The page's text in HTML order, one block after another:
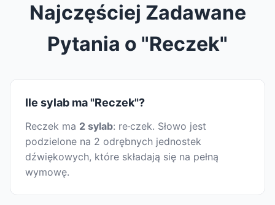
Najczęściej Zadawane
Pytania o "Reczek"
Ile sylab ma "Reczek"?
Reczek ma 2 sylab: re·czek. Słowo jest
podzielone na 2 odrębnych jednostek
dźwiękowych, które składają się na pełną
wymowę.